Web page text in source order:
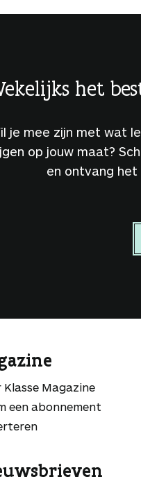
het
je mee zijn met wat
op jouw maat?
en ontvang het
Klasse Magazine
een abonnement